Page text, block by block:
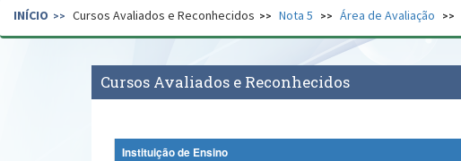
Secretaria de Governo Gabinete de Segurança
INÍCIO Cursos Avaliados e Reconhecidos Nota 5 Área de Avaliação
Cursos Avaliados e Reconhecidos
Instituição de Ensino